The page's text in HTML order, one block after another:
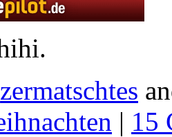
zermatschtes
| 15